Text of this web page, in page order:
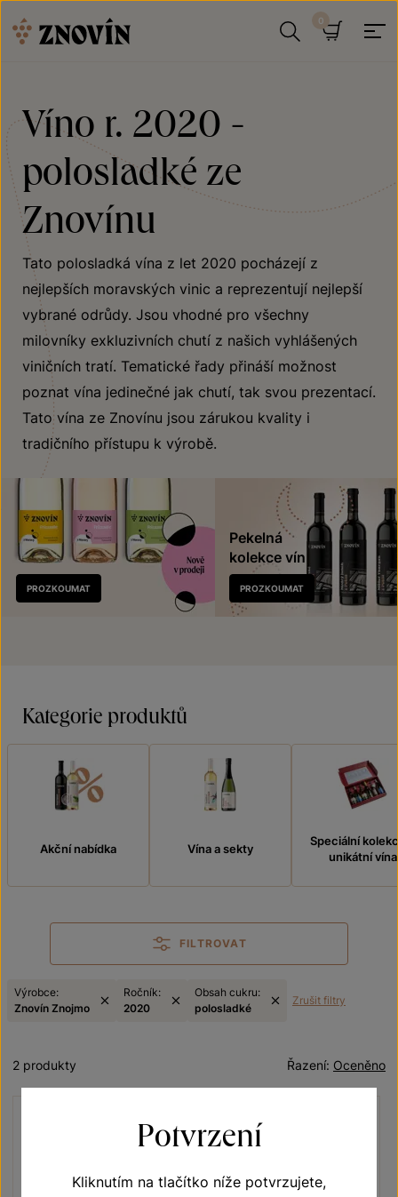
Víno r. 2020 -
polosladké ze
Znovínu
Tato polosladká vína z let 2020 pocházejí z
nejlepších moravských vinic a reprezentují nejlepší
vybrané odrůdy. Jsou vhodné pro všechny
milovníky exkluzivních chutí z našich vyhlášených
viničních tratí. Tematické řady přináší možnost
poznat vína jedinečné jak chutí, tak svou prezentací.
Tato vína ze Znovínu jsou zárukou kvality i
tradičního přístupu k výrobě.
Nově
v prodeji
PROZKOUMAT
Pekelná
kolekce vín
PROZKOUMAT
Kategorie produktů
Akční nabídka Vína a sekty
Speciální
unikátní vína
FILTROVAT
Výrobce:
Znovín Znojmo
Ročník:
2020
Obsah cukru:
polosladké
Zrušit filtry
Oceněno
Řazení:
2 produkty
Potvrzení
Kliknutím na tlačítko níže potvrzujete,